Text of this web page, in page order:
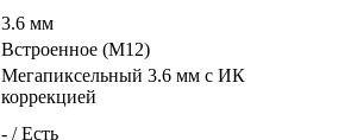
3.6 мм
Встроенное (М12)
Мегапиксельный 3.6 мм c ИК
коррекцией
- / Есть